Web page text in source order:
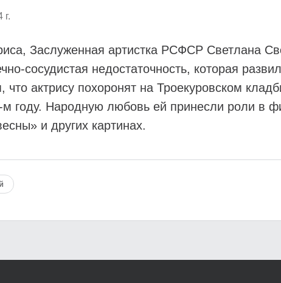
г.
Заслуженная артистка РСФСР Светлана
сосудистая недостаточность, которая
что актрису похоронят на Троекуровском
м году. Народную любовь ей принесли роли в
и других картинах.